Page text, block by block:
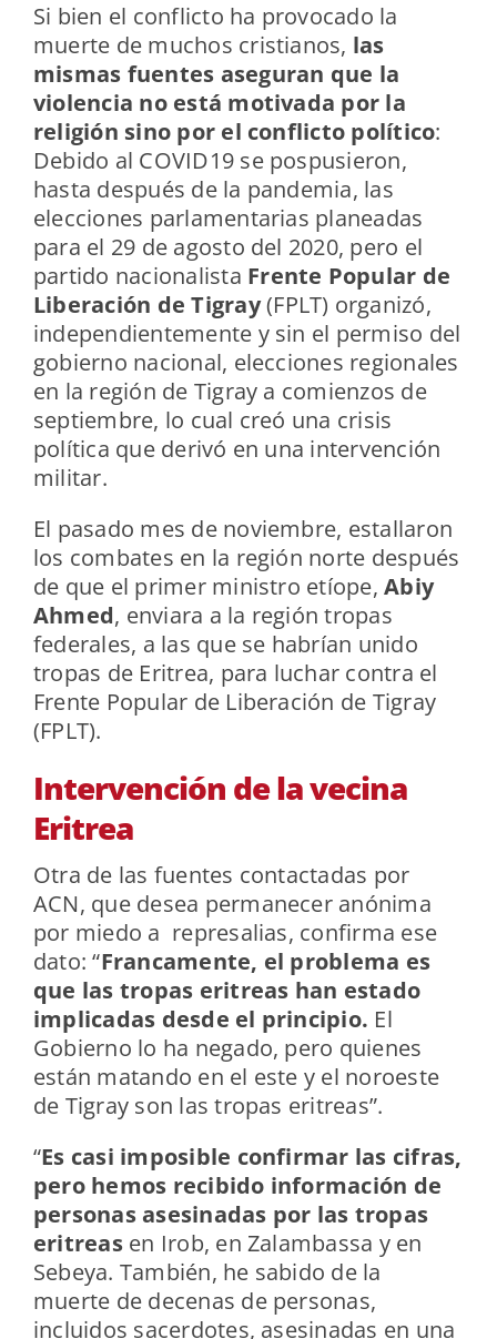
Si bien el conflicto ha provocado la
muerte de muchos cristianos, las
mismas fuentes aseguran que la
violencia no está motivada por la
religión sino por el conflicto político:
Debido al COVID19 se pospusieron,
hasta después de la pandemia, las
elecciones parlamentarias planeadas
para el 29 de agosto del 2020, pero el
partido nacionalista Frente Popular de
Liberación de Tigray(FPLT) organizó,
independientemente y sin el permiso del
gobierno nacional, elecciones regionales
en la región de Tigray a comienzos de
septiembre, lo cual creó una crisis
política que derivó en una intervención
militar.
El pasado mes de noviembre, estallaron
los combates en la región norte después
de que el primer ministro etíope,Abiy
Ahmed, enviara a la región tropas
federales, a las que se habrían unido
tropas de Eritrea, para luchar contra el
Frente Popular de Liberación de Tigray
(FPLT).
Intervención de la vecina
Eritrea
Otra de las fuentes contactadas por
ACN, que desea permanecer anónima
por miedo a represalias, confirma ese
dato: “Francamente, el problema es
que las tropas eritreas han estado
implicadas desde el principio. El
Gobierno lo ha negado, pero quienes
están matando en el este y el noroeste
de Tigray son las tropas eritreas”.
“Es casi imposible confirmar las cifras,
pero hemos recibido información de
personas asesinadas por las tropas
eritreasen Irob, en Zalambassa y en
Sebeya. También, he sabido de la
muerte de decenas de personas,
incluidos sacerdotes, asesinadas en una